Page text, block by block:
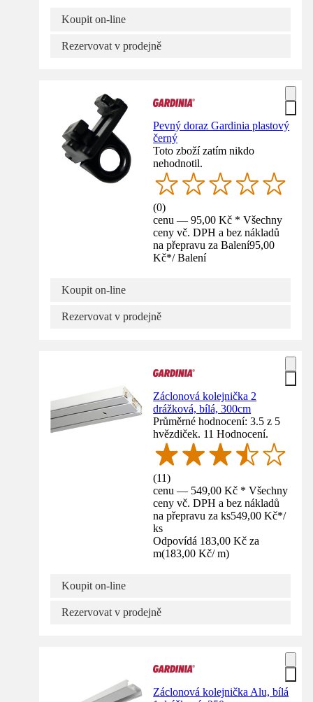
Koupit on-line
Rezervovat v prodejně
Pevný doraz Gardinia plastový
černý
Toto zboží zatím nikdo
nehodnotil.
(0)
cenu — 95,00 Kč * Všechny
ceny vč. DPH a bez nákladů
na přepravu za Balení95,00
Kč*/ Balení
Koupit on-line
Rezervovat v prodejně
Záclonová kolejnička 2
drážková, bílá, 300cm
Průměrné hodnocení: 3.5 z 5
hvězdiček. 11 Hodnocení.
(11)
cenu — 549,00 Kč * Všechny
ceny vč. DPH a bez nákladů
na přepravu za ks549,00 Kč*/
ks
Odpovídá 183,00 Kč za
m(183,00 Kč/ m)
Koupit on-line
Rezervovat v prodejně
Záclonová kolejnička Alu, bílá